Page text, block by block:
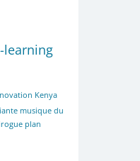
learning
Kenya
musique du
plan